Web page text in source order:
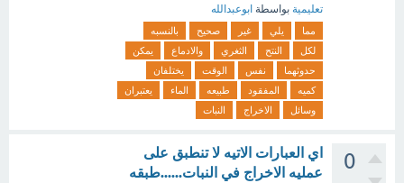
تعليمية بواسطة ابوعبدالله
مما يلي غير صحيح
بالنسبه
لكل
النتح الثغري والادماع
يمكن
حدوثهما
نفس الوقت
يختلفان
كميه
المفقود طبيعه الماء
يعتبران
وسائل
الاخراج النبات
0
اي العبارات الاتيه لا تنطبق على
عمليه الاخراج في النبات......طبقه